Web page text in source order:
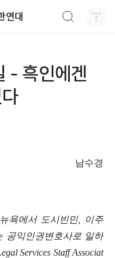
연대
- 흑인에겐
남수경
욕에서 도시빈민, 이주
공익인권변호사로 일하
Services Staff Associat